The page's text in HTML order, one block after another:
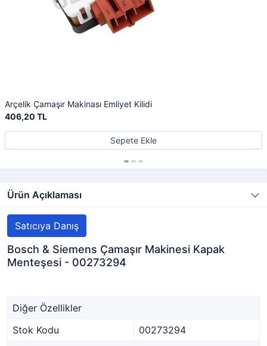
Arçelik Çamaşır Makinası Emliyet Kilidi
406,20 TL
Sepete Ekle
Ürün Açıklaması
Satıcıya Danış
Bosch & Siemens Çamaşır Makinesi Kapak
Menteşesi - 00273294
Diğer Özellikler
Stok Kodu
00273294